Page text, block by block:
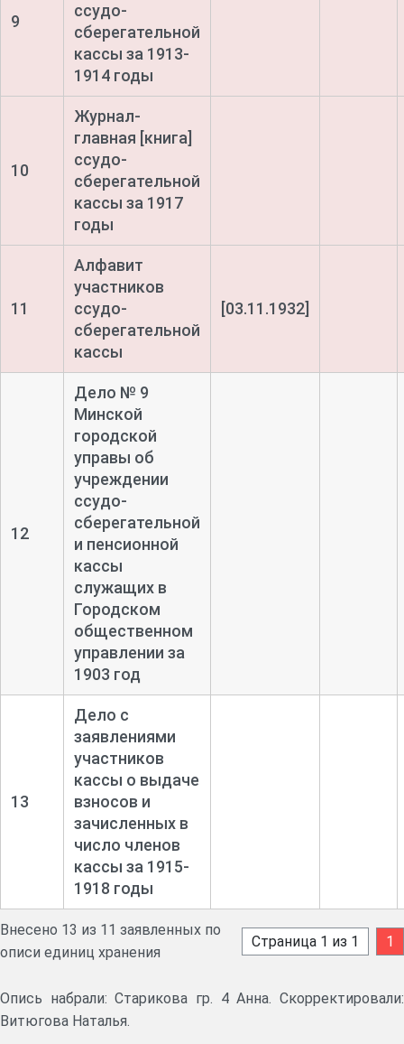
9
ссудо-
сберегательной
кассы за 1913-
1914 годы
10
Журнал-
главная [книга]
ссудо-
сберегательной
кассы за 1917
годы
11
Алфавит
участников
ссудо-
сберегательной
кассы
[03.11.1932]
12
Дело № 9
Минской
городской
управы об
учреждении
ссудо-
сберегательной
и пенсионной
кассы
служащих в
Городском
общественном
управлении за
1903 год
13
Дело с
заявлениями
участников
кассы о выдаче
взносов и
зачисленных в
число членов
кассы за 1915-
1918 годы
Внесено 13 из 11 заявленных по
описи единиц хранения
Страница 1 из 1 1
Опись набрали: Старикова гр. 4 Анна. Скорректировали:
Витюгова Наталья.